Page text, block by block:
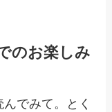
のお楽しみ
でみて。とく